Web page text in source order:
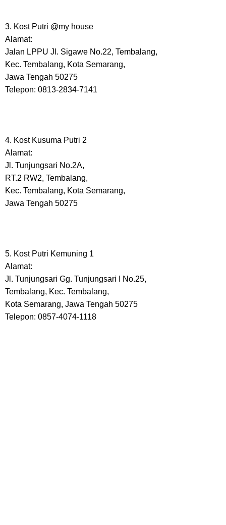
3. Kost Putri @my house
Alamat:
Jalan LPPU Jl. Sigawe No.22, Tembalang,
Kec. Tembalang, Kota Semarang,
Jawa Tengah 50275
Telepon: 0813-2834-7141
4. Kost Kusuma Putri 2
Alamat:
Jl. Tunjungsari No.2A,
RT.2 RW2, Tembalang,
Kec. Tembalang, Kota Semarang,
Jawa Tengah 50275
5. Kost Putri Kemuning 1
Alamat:
Jl. Tunjungsari Gg. Tunjungsari I No.25,
Tembalang, Kec. Tembalang,
Kota Semarang, Jawa Tengah 50275
Telepon: 0857-4074-1118